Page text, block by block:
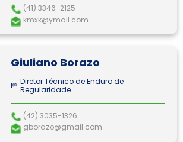
(41) 3346-2125
kmxk@ymail.com
Giuliano Borazo
Diretor Técnico de Enduro de
Regularidade
(42) 3035-1326
gborazo@gmail.com